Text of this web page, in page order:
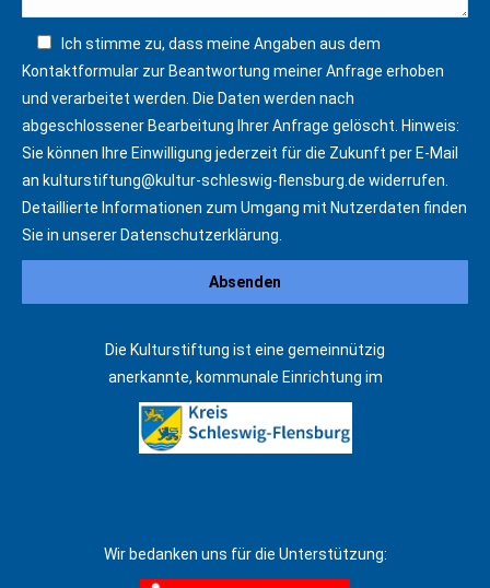
Ich stimme zu, dass meine Angaben aus dem
Kontaktformular zur Beantwortung meiner Anfrage erhoben
und verarbeitet werden. Die Daten werden nach
abgeschlossener Bearbeitung Ihrer Anfrage gelöscht. Hinweis:
Sie können Ihre Einwilligung jederzeit für die Zukunft per E-Mail
an kulturstiftung@kultur-schleswig-flensburg.de widerrufen.
Detaillierte Informationen zum Umgang mit Nutzerdaten finden
Sie in unserer Datenschutzerklärung.
Die Kulturstiftung ist eine gemeinnützig
anerkannte, kommunale Einrichtung im
Wir bedanken uns für die Unterstützung: